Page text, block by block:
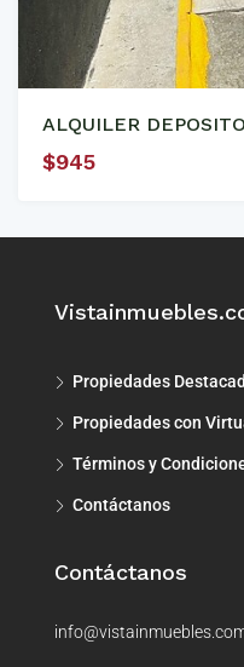
ALQUILER
$945
Propiedades
Propiedades con
Términos y
Contáctanos
Contáctanos